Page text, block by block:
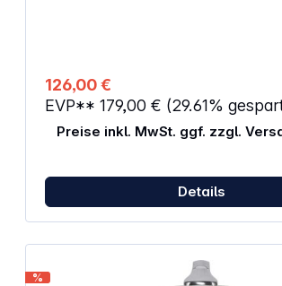
126,00 €
EVP** 179,00 € (29.61%
Preise inkl. MwSt. ggf. zzgl.
Details
%